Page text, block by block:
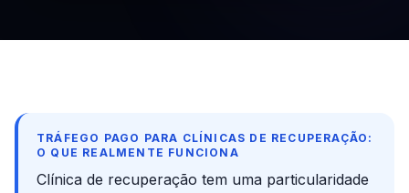
TRÁFEGO PAGO PARA CLÍNICAS DE RECUPERAÇÃO:
O QUE REALMENTE FUNCIONA
Clínica de recuperação tem uma particularidade